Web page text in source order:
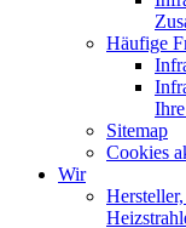
Häufige
Sitemap
Cookies
Wir